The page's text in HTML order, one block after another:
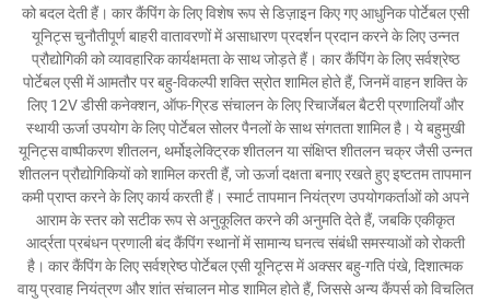
को बदल देती हैं। कार कैंपिंग के लिए विशेष रूप से डिज़ाइन किए गए आधुनिक पोर्टेबल एसी
यूनिट्स चुनौतीपूर्ण बाहरी वातावरणों में असाधारण प्रदर्शन प्रदान करने के लिए उन्नत
प्रौद्योगिकी को व्यावहारिक कार्यक्षमता के साथ जोड़ते हैं। कार कैंपिंग के लिए सर्वश्रेष्ठ
पोर्टेबल एसी में आमतौर पर बहु-विकल्पी शक्ति स्रोत शामिल होते हैं, जिनमें वाहन शक्ति के
लिए 12V डीसी कनेक्शन, ऑफ-ग्रिड संचालन के लिए रिचार्जेबल बैटरी प्रणालियाँ और
स्थायी ऊर्जा उपयोग के लिए पोर्टेबल सोलर पैनलों के साथ संगतता शामिल है। ये बहुमुखी
यूनिट्स वाष्पीकरण शीतलन, थर्मोइलेक्ट्रिक शीतलन या संक्षिप्त शीतलन चक्र जैसी उन्नत
शीतलन प्रौद्योगिकियों को शामिल करती हैं, जो ऊर्जा दक्षता बनाए रखते हुए इष्टतम तापमान
कमी प्राप्त करने के लिए कार्य करती हैं। स्मार्ट तापमान नियंत्रण उपयोगकर्ताओं को अपने
आराम के स्तर को सटीक रूप से अनुकूलित करने की अनुमति देते हैं, जबकि एकीकृत
आर्द्रता प्रबंधन प्रणाली बंद कैंपिंग स्थानों में सामान्य घनत्व संबंधी समस्याओं को रोकती
है। कार कैंपिंग के लिए सर्वश्रेष्ठ पोर्टेबल एसी यूनिट्स में अक्सर बहु-गति पंखे, दिशात्मक
वायु प्रवाह नियंत्रण और शांत संचालन मोड शामिल होते हैं, जिससे अन्य कैंपर्स को विचलित